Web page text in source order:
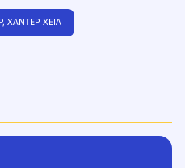
, ΧΑΝΤΕΡ ΧΕΙΛ